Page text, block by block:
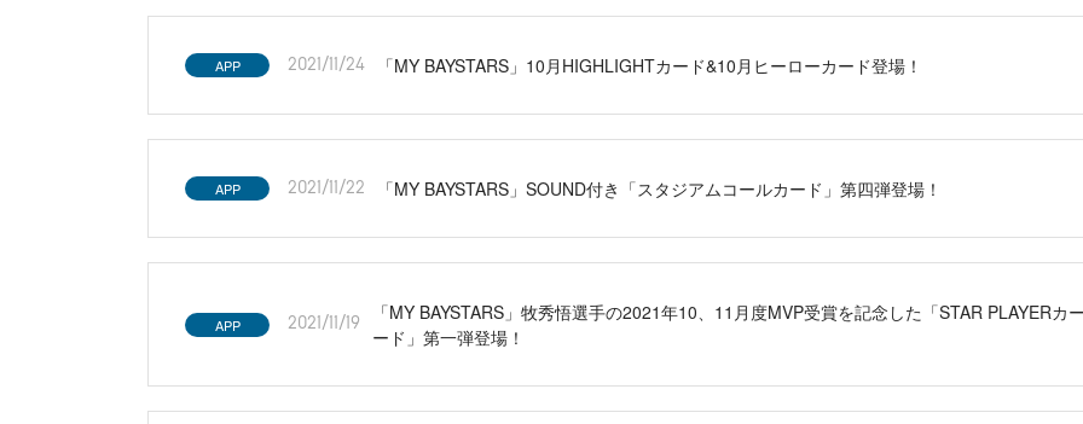
APP 2021/11/24 「MY BAYSTARS」10月HIGHLIGHTカード&10月ヒーローカード登場！
APP 2021/11/22 「MY BAYSTARS」SOUND付き「スタジアムコールカード」第四弾登場！
APP 2021/11/19
「MY BAYSTARS」牧秀悟選手の2021年10、11月度MVP受賞を記念した「STAR PLAYERカ
ード」第一弾登場！